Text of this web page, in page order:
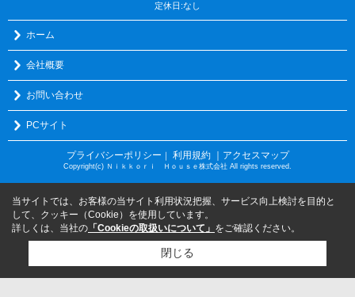
定休日:なし
ホーム
会社概要
お問い合わせ
PCサイト
プライバシーポリシー 利用規約 ｜アクセスマップ
Copyright(c) Ｎｉｋｋｏｒｉ Ｈｏｕｓｅ株式会社 All rights reserved.
当サイトでは、お客様の当サイト利用状況把握、サービス向上検討を目的と
して、クッキー（Cookie）を使用しています。
詳しくは、当社の 「Cookieの取扱いについて」 をご確認ください。
閉じる